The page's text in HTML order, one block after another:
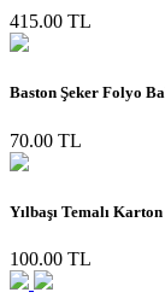
415.00 TL
Baston Şeker Folyo
70.00 TL
Yılbaşı Temalı
100.00 TL